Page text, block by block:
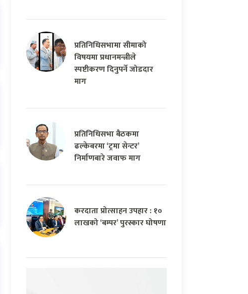
प्रतिनिधिसभामा सीमाको
विषयमा प्रधानमन्त्रीले
स्पष्टीकरण दिनुपर्ने जोडदार
माग
प्रतिनिधिसभा बैठकमा
ढल्केबरमा ‘ट्रमा सेन्टर’
निर्माणबारे जवाफ माग
करदाता प्रोत्साहन उपहार : १०
लाखको ‘बम्पर’ पुरस्कार घोषणा